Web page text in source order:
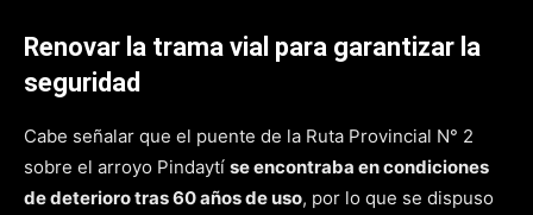
Renovar la trama vial para garantizar la
seguridad
Cabe señalar que el puente de la Ruta Provincial N° 2
sobre el arroyo Pindaytí se encontraba en condiciones
de deterioro tras 60 años de uso, por lo que se dispuso